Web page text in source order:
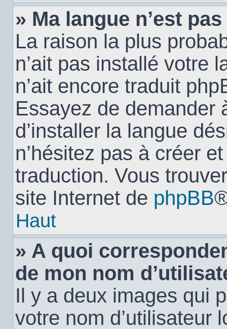
» Ma langue n’est
La raison la plus
n’ait pas installé votre
n’ait encore traduit
Essayez de demander
d’installer la langue
n’hésitez pas à créer
traduction. Vous
site Internet de phpBB
Haut
» A quoi
de mon nom
Il y a deux images qui
votre nom d’utilisateur